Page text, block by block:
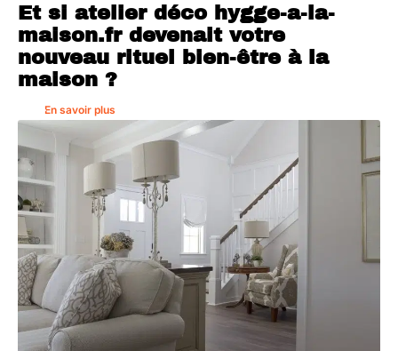
Et si atelier déco hygge-a-la-
maison.fr devenait votre
nouveau rituel bien-être à la
maison ?
En savoir plus